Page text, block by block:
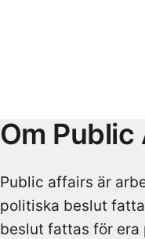
Om
Public affairs är
politiska beslut
beslut fattas för era